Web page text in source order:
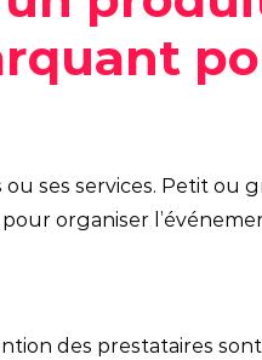
ses services. Petit ou
organiser
des prestataires